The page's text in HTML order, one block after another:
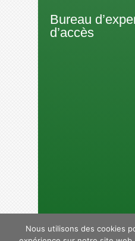
Bureau
d’accès
Nous utilisons des cookies